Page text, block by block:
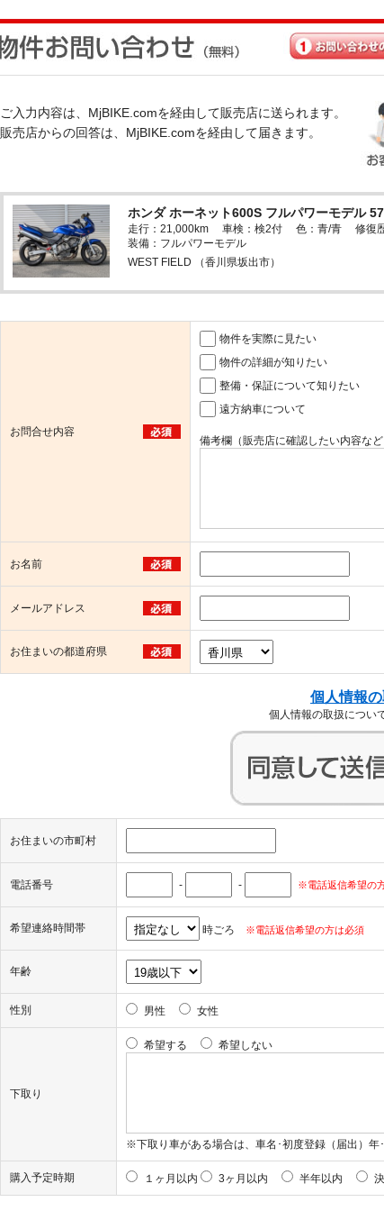
ご入力内容は、MjBIKE.comを経由して販売店に送られます。
販売店からの回答は、MjBIKE.comを経由して届きます。
ホンダ ホーネット600S フルパワーモデル
走行：21,000km 車検：検2付 色：青/青 修復
装備：フルパワーモデル
WEST FIELD （香川県坂出市）
お問合せ内容
物件を実際に見たい
物件の詳細が知りたい
整備・保証について知りたい
遠方納車について
備考欄（販売店に確認したい内容な
お名前
メールアドレス
お住まいの都道府県
個人情報
個人情報の取扱につい
お住まいの市町村
電話番号 - - ※電話返信希望の
希望連絡時間帯 時ごろ ※電話返信希望の方は必須
年齢
性別 男性 女性
下取り
希望する 希望しない
※下取り車がある場合は、車名･初度登録（届出）年
購入予定時期 １ヶ月以内 3ヶ月以内 半年以内